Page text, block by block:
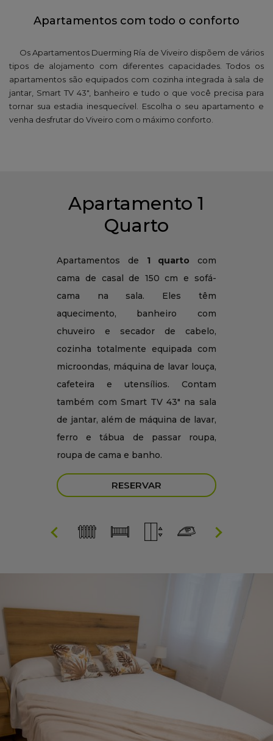
Apartamentos com todo o conforto
Os Apartamentos Duerming Ría de Viveiro dispõem de vários
tipos de alojamento com diferentes capacidades. Todos os
apartamentos são equipados com cozinha integrada à sala de
jantar, Smart TV 43", banheiro e tudo o que você precisa para
tornar sua estadia inesquecível. Escolha o seu apartamento e
venha desfrutar do Viveiro com o máximo conforto.
Apartamento 1
Quarto
Apartamentos de 1 quarto com
cama de casal de 150 cm e sofá-
cama na sala. Eles têm
aquecimento, banheiro com
chuveiro e secador de cabelo,
cozinha totalmente equipada com
microondas, máquina de lavar louça,
cafeteira e utensílios. Contam
também com Smart TV 43" na sala
de jantar, além de máquina de lavar,
ferro e tábua de passar roupa,
roupa de cama e banho.
RESERVAR